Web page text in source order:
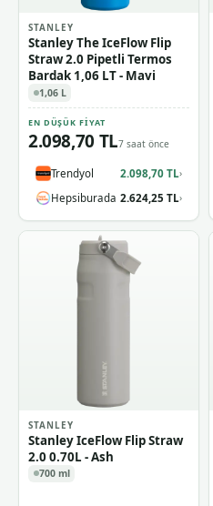
STANLEY
Stanley The IceFlow Flip
Straw 2.0 Pipetli Termos
Bardak 1,06 LT - Mavi
1,06 L
EN DÜŞÜK FIYAT
2.098,70 TL7 saat önce
Trendyol 2.098,70 TL›
Hepsiburada 2.624,25 TL›
STANLEY
Stanley IceFlow Flip Straw
2.0 0.70L - Ash
700 ml